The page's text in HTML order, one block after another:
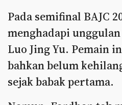
Pada semifinal BAJC
menghadapi
Luo Jing Yu. Pemain
bahkan belum
sejak babak pertama.